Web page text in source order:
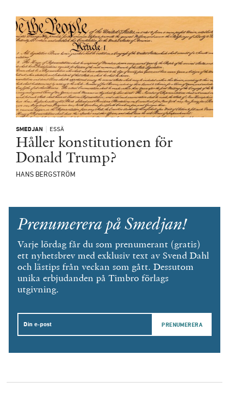
SMEDJAN ESSÄ
Håller konstitutionen för
Donald Trump?
HANS BERGSTRÖM
Prenumerera på Smedjan!
Varje lördag får du som prenumerant (gratis)
ett nyhetsbrev med exklusiv text av Svend Dahl
och lästips från veckan som gått. Dessutom
unika erbjudanden på Timbro förlags
utgivning.
Email